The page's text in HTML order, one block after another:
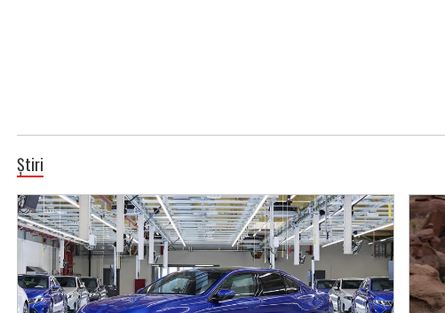
Știri